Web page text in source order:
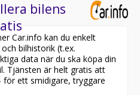
bilens
Car.info kan du enkelt
bilhistorik (t.ex.
data när du ska köpa din
Tjänsten är helt gratis att
ett smidigare, tryggare